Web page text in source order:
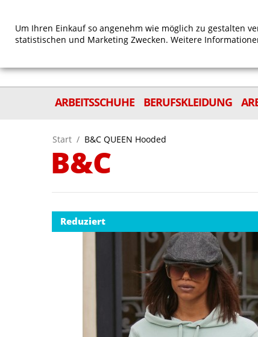
ARBEITSSCHUHE
BERUFSKLEIDUNG
Start / B&C QUEEN Hooded
B&C
Reduziert
Um Ihren Einkauf so angenehm wie möglich zu gestalten
statistischen und Marketing Zwecken. Weitere